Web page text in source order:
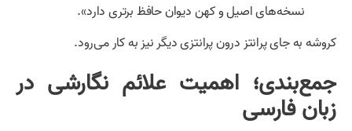
نسخه‌های اصيل و كهن ديوان حافظ برتری دارد».
کروشه به جای پرانتز درون پرانتزی دیگر نیز به کار می‌رود.
جمع‌بندی؛ اهمیت علائم نگارشی در
زبان فارسی